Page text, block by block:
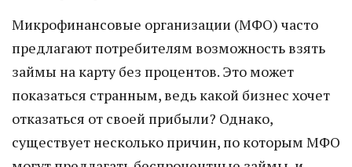
Микрофинансовые организации (МФО) часто
предлагают потребителям возможность взять
займы на карту без процентов. Это может
показаться странным, ведь какой бизнес хочет
отказаться от своей прибыли? Однако,
существует несколько причин, по которым МФО